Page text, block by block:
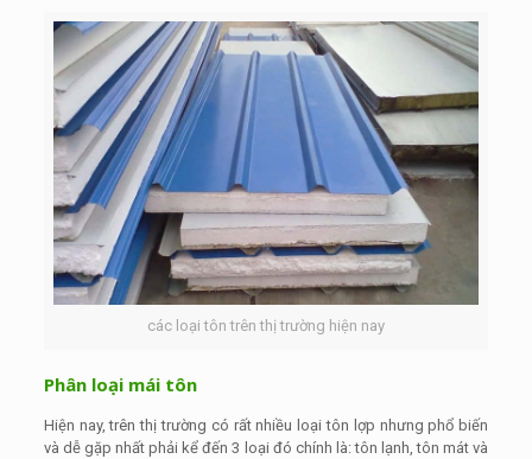
các loại tôn trên thị trường hiện nay
Phân loại mái tôn
Hiện nay, trên thị trường có rất nhiều loại tôn lợp nhưng phổ biến
và dễ gặp nhất phải kể đến 3 loại đó chính là: tôn lạnh, tôn mát và